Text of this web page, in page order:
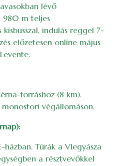
lévő
980 m teljes
kisbusszal, indulás reggel 7-
előzetesen online május
forráshoz (8 km).
végállomáson.
házban. Túrák a Vlegyásza
a résztvevőkkel